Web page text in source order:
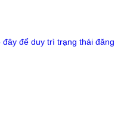
đây để duy trì trạng thái đăng